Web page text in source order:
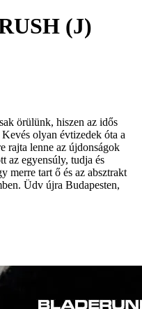
(J)
örülünk, hiszen az idős
olyan évtizedek óta a
rajta lenne az újdonságok
az egyensúly, tudja és
merre tart ő és az absztrakt
Üdv újra Budapesten,